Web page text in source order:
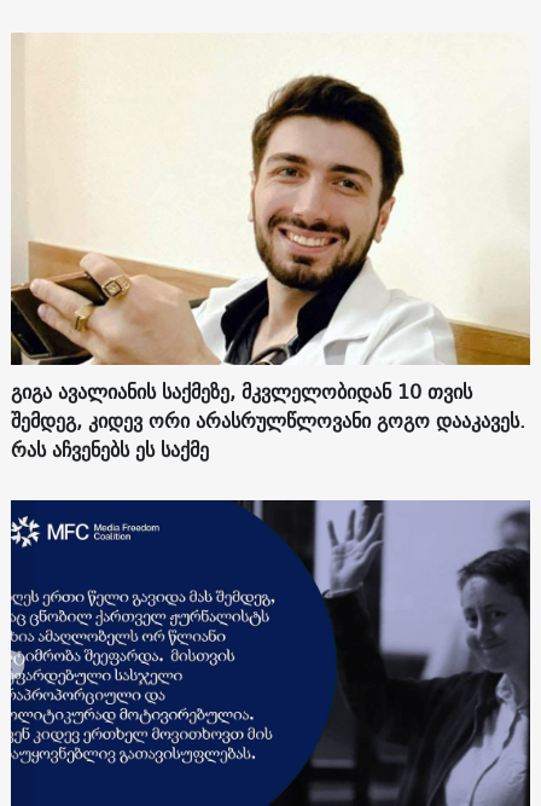
გიგა ავალიანის საქმეზე, მკვლელობიდან 10 თვის
შემდეგ, კიდევ ორი არასრულწლოვანი გოგო დააკავეს.
რას აჩვენებს ეს საქმე